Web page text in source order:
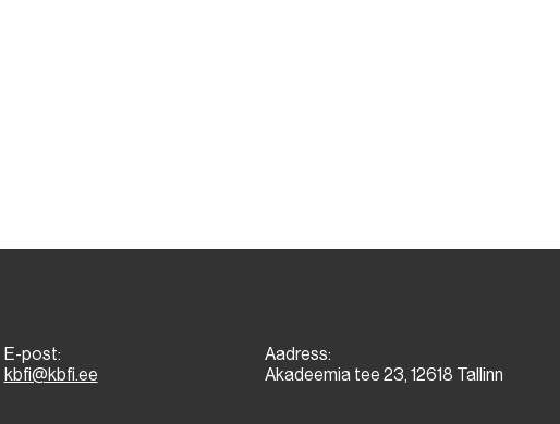
E-post:
kbfi@kbfi.ee
Aadress:
Akadeemia tee 23, 12618 Tallinn